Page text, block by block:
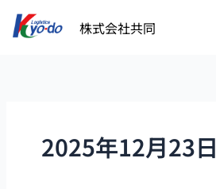
株式会社共同
2025年12月23日